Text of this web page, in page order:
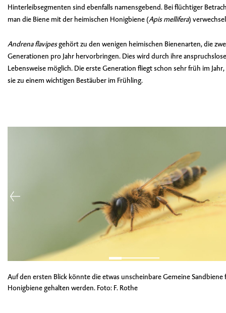
Hinterleibsegmenten sind ebenfalls namensgebend. Bei flüchtiger
man die Biene mit der heimischen Honigbiene (Apis mellifera)
Andrena flavipesgehört zu den wenigen heimischen Bienenarten, die
Generationen pro Jahr hervorbringen. Dies wird durch ihre anspruchslose
Lebensweise möglich. Die erste Generation fliegt schon sehr früh im
sie zu einem wichtigen Bestäuber im Frühling.
Auf den ersten Blick könnte die etwas unscheinbare Gemeine Sandbiene
Honigbiene gehalten werden. Foto: F. Rothe